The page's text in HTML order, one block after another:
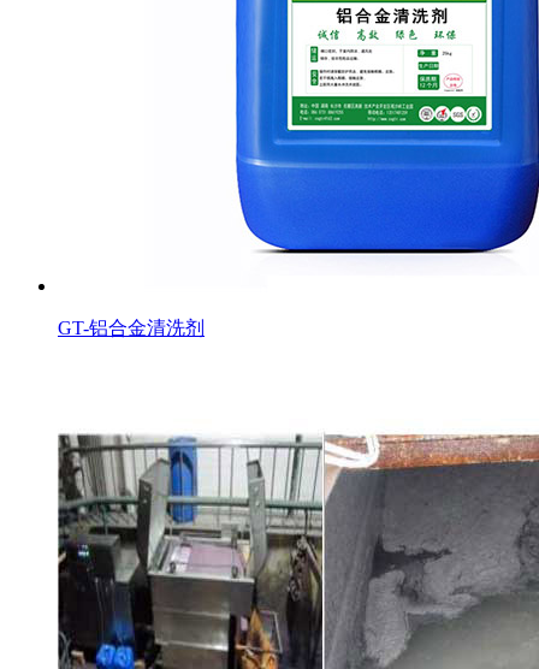
GT-铝合金清洗剂